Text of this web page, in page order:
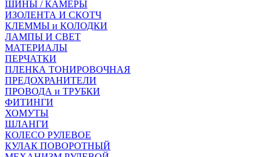
ШИНЫ / КАМЕРЫ
ИЗОЛЕНТА И СКОТЧ
КЛЕММЫ и КОЛОДКИ
ЛАМПЫ И СВЕТ
МАТЕРИАЛЫ
ПЕРЧАТКИ
ПЛЕНКА ТОНИРОВОЧНАЯ
ПРЕДОХРАНИТЕЛИ
ПРОВОДА и ТРУБКИ
ФИТИНГИ
ХОМУТЫ
ШЛАНГИ
КОЛЕСО РУЛЕВОЕ
КУЛАК ПОВОРОТНЫЙ